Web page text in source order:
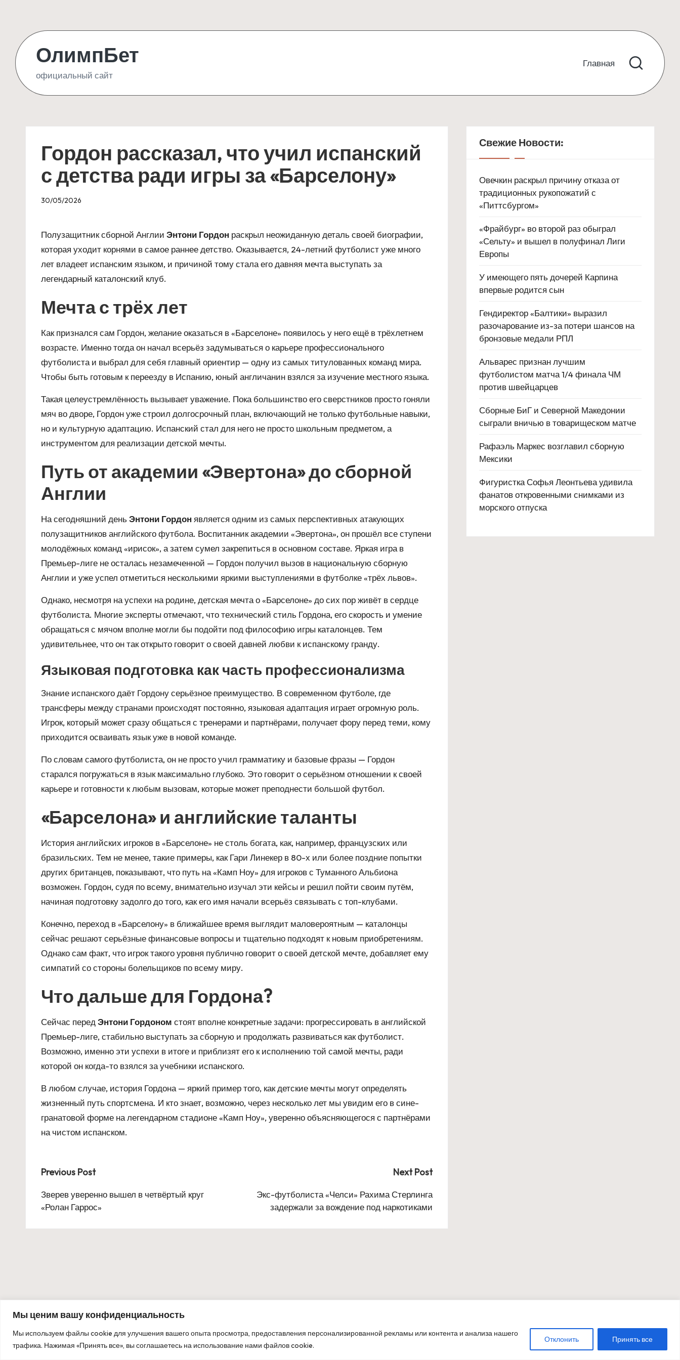
Мы ценим вашу конфиденциальность
Мы используем файлы cookie для улучшения вашего опыта просмотра, предоставления персонализированной рекламы или контента и анализа нашего
трафика. Нажимая «Принять все», вы соглашаетесь на использование нами файлов cookie.
Отклонить Принять все
content
ОлимпБет
официальный сайт
Главная
Гордон рассказал, что учил испанский
с детства ради игры за «Барселону»
30/05/2026
Полузащитник сборной Англии Энтони Гордон раскрыл неожиданную деталь своей биографии,
которая уходит корнями в самое раннее детство. Оказывается, 24-летний футболист уже много
лет владеет испанским языком, и причиной тому стала его давняя мечта выступать за
легендарный каталонский клуб.
Мечта с трёх лет
Как признался сам Гордон, желание оказаться в «Барселоне» появилось у него ещё в трёхлетнем
возрасте. Именно тогда он начал всерьёз задумываться о карьере профессионального
футболиста и выбрал для себя главный ориентир — одну из самых титулованных команд мира.
Чтобы быть готовым к переезду в Испанию, юный англичанин взялся за изучение местного языка.
Такая целеустремлённость вызывает уважение. Пока большинство его сверстников просто гоняли
мяч во дворе, Гордон уже строил долгосрочный план, включающий не только футбольные навыки,
но и культурную адаптацию. Испанский стал для него не просто школьным предметом, а
инструментом для реализации детской мечты.
Путь от академии «Эвертона» до сборной
Англии
На сегодняшний день Энтони Гордон является одним из самых перспективных атакующих
полузащитников английского футбола. Воспитанник академии «Эвертона», он прошёл все ступени
молодёжных команд «ирисок», а затем сумел закрепиться в основном составе. Яркая игра в
Премьер-лиге не осталась незамеченной — Гордон получил вызов в национальную сборную
Англии и уже успел отметиться несколькими яркими выступлениями в футболке «трёх львов».
Однако, несмотря на успехи на родине, детская мечта о «Барселоне» до сих пор живёт в сердце
футболиста. Многие эксперты отмечают, что технический стиль Гордона, его скорость и умение
обращаться с мячом вполне могли бы подойти под философию игры каталонцев. Тем
удивительнее, что он так открыто говорит о своей давней любви к испанскому гранду.
Языковая подготовка как часть профессионализма
Знание испанского даёт Гордону серьёзное преимущество. В современном футболе, где
трансферы между странами происходят постоянно, языковая адаптация играет огромную роль.
Игрок, который может сразу общаться с тренерами и партнёрами, получает фору перед теми, кому
приходится осваивать язык уже в новой команде.
По словам самого футболиста, он не просто учил грамматику и базовые фразы — Гордон
старался погружаться в язык максимально глубоко. Это говорит о серьёзном отношении к своей
карьере и готовности к любым вызовам, которые может преподнести большой футбол.
«Барселона» и английские таланты
История английских игроков в «Барселоне» не столь богата, как, например, французских или
бразильских. Тем не менее, такие примеры, как Гари Линекер в 80-х или более поздние попытки
других британцев, показывают, что путь на «Камп Ноу» для игроков с Туманного Альбиона
возможен. Гордон, судя по всему, внимательно изучал эти кейсы и решил пойти своим путём,
начиная подготовку задолго до того, как его имя начали всерьёз связывать с топ-клубами.
Конечно, переход в «Барселону» в ближайшее время выглядит маловероятным — каталонцы
сейчас решают серьёзные финансовые вопросы и тщательно подходят к новым приобретениям.
Однако сам факт, что игрок такого уровня публично говорит о своей детской мечте, добавляет ему
симпатий со стороны болельщиков по всему миру.
Что дальше для Гордона?
Сейчас перед Энтони Гордоном стоят вполне конкретные задачи: прогрессировать в английской
Премьер-лиге, стабильно выступать за сборную и продолжать развиваться как футболист.
Возможно, именно эти успехи в итоге и приблизят его к исполнению той самой мечты, ради
которой он когда-то взялся за учебники испанского.
В любом случае, история Гордона — яркий пример того, как детские мечты могут определять
жизненный путь спортсмена. И кто знает, возможно, через несколько лет мы увидим его в сине-
гранатовой форме на легендарном стадионе «Камп Ноу», уверенно объясняющегося с партнёрами
на чистом испанском.
Post
navigation
Previous Post
Зверев уверенно вышел в четвёртый круг
«Ролан Гаррос»
Next Post
Экс-футболиста «Челси» Рахима Стерлинга
задержали за вождение под наркотиками
Свежие Новости:
Овечкин раскрыл причину отказа от
традиционных рукопожатий с
«Питтсбургом»
«Фрайбург» во второй раз обыграл
«Сельту» и вышел в полуфинал Лиги
Европы
У имеющего пять дочерей Карпина
впервые родится сын
Гендиректор «Балтики» выразил
разочарование из-за потери шансов на
бронзовые медали РПЛ
Альварес признан лучшим
футболистом матча 1/4 финала ЧМ
против швейцарцев
Сборные БиГ и Северной Македонии
сыграли вничью в товарищеском матче
Рафаэль Маркес возглавил сборную
Мексики
Фигуристка Софья Леонтьева удивила
фанатов откровенными снимками из
морского отпуска
Copyright 2026 — ОлимпБет. All rights reserved.